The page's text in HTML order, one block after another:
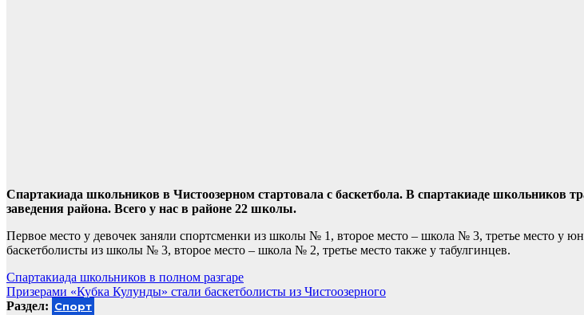
Спартакиада школьников в Чистоозерном стартовала с баскетбола. В спартакиаде школьников
заведения района. Всего у нас в районе 22 школы.
Первое место у девочек заняли спортсменки из школы № 1, второе место – школа № 3, третье место у
баскетболисты из школы № 3, второе место – школа № 2, третье место также у табулгинцев.
Навигация
по
Спартакиада школьников в полном разгаре
Призерами «Кубка Кулунды» стали баскетболисты из Чистоозерного
Раздел: Спорт